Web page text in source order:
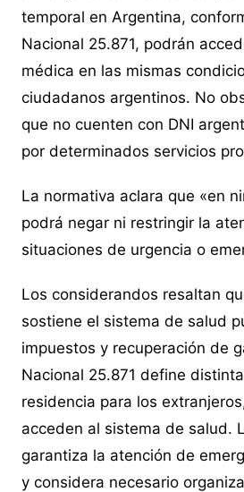
temporal en Argentina,
Nacional 25.871, podrán
médica en las mismas
ciudadanos argentinos. No
que no cuenten con DNI
por determinados servicios
La normativa aclara que «en
podrá negar ni restringir la
situaciones de urgencia o
Los considerandos resaltan
sostiene el sistema de salud
impuestos y recuperación de
Nacional 25.871 define
residencia para los
acceden al sistema de salud.
garantiza la atención de
y considera necesario